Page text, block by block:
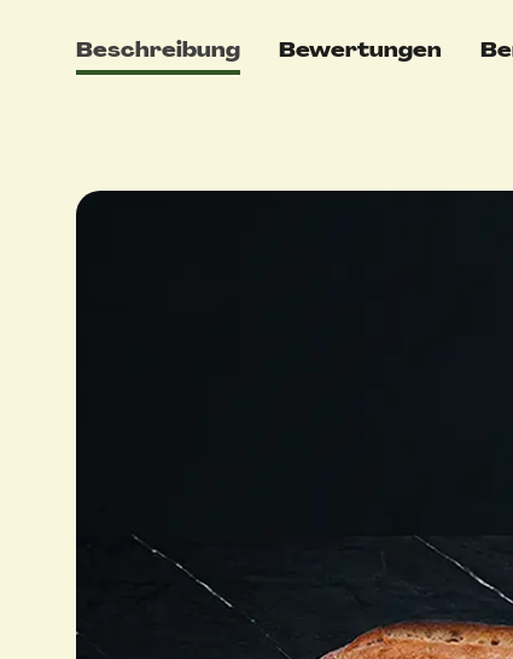
Beschreibung Bewertungen